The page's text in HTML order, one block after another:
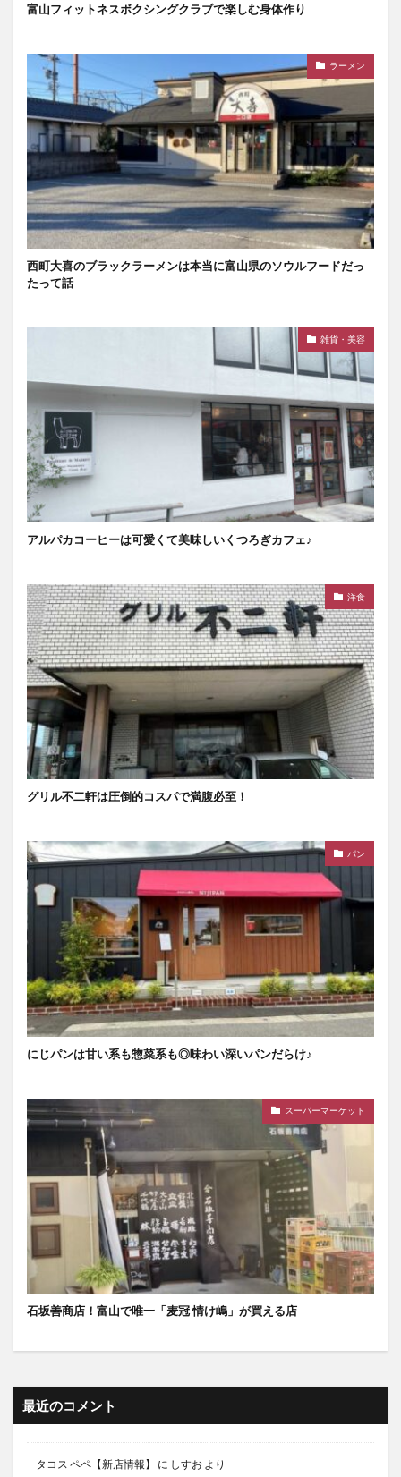
富山フィットネスボクシングクラブで楽しむ身体作り
ラーメン
西町大喜のブラックラーメンは本当に富山県のソウルフードだっ
たって話
雑貨・美容
アルパカコーヒーは可愛くて美味しいくつろぎカフェ♪
洋食
グリル不二軒は圧倒的コスパで満腹必至！
パン
にじパンは甘い系も惣菜系も◎味わい深いパンだらけ♪
スーパーマーケット
石坂善商店！富山で唯一「麦冠 情け嶋」が買える店
最近のコメント
タコス ペペ【新店情報】 に しすお より